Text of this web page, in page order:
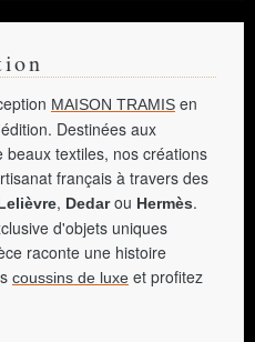
MAISON TRAMIS en
Destinées aux
textiles, nos créations
français à travers des
, Dedarou Hermès.
d'objets uniques
raconte une histoire
coussins de luxe et profitez